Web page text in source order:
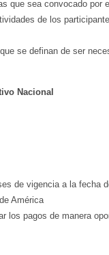
que sea convocado por
de los
se definan de ser
Nacional
de vigencia a la fecha
América
los pagos de manera